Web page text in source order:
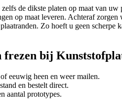
de dikste platen op maat van
op maat leveren. Achteraf
Zo hoeft u geen
bij
eeuwig heen en weer mailen.
en bestelt direct.
aantal prototypes.